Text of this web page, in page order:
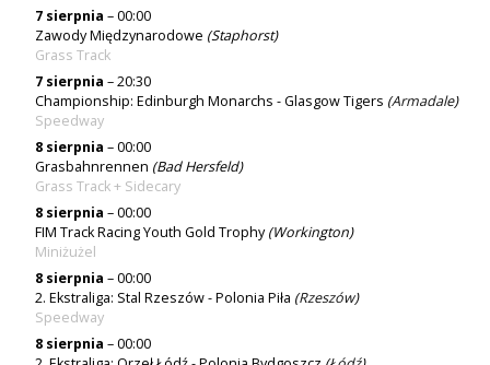
7 sierpnia – 00:00
Zawody Międzynarodowe (Staphorst)
Grass Track
7 sierpnia – 20:30
Championship: Edinburgh Monarchs - Glasgow Tigers (Armadale)
Speedway
8 sierpnia – 00:00
Grasbahnrennen (Bad Hersfeld)
Grass Track + Sidecary
8 sierpnia – 00:00
FIM Track Racing Youth Gold Trophy(Workington)
Miniżużel
8 sierpnia – 00:00
2. Ekstraliga: Stal Rzeszów - Polonia Piła (Rzeszów)
Speedway
8 sierpnia – 00:00